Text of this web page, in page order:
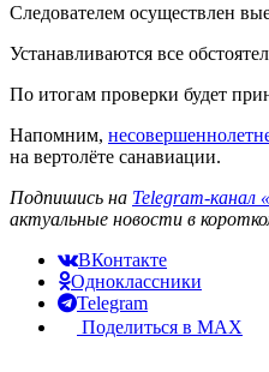
Следователем осуществлен
Устанавливаются все
По итогам проверки будет
Напомним,
на вертолёте санавиации.
Подпишись на Telegram-канал
актуальные новости в
ВКонтакте
Одноклассники
Telegram
Поделиться в MAX